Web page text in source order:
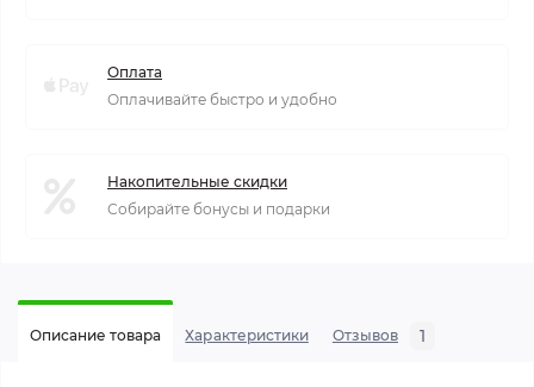
Оплата
Оплачивайте быстро и удобно
Накопительные скидки
Собирайте бонусы и подарки
Описание товара Характеристики Отзывов 1